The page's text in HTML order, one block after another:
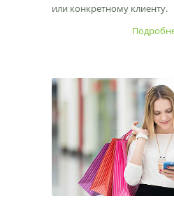
или конкретному клиенту.